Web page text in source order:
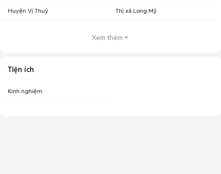
Huyện Vị Thuỷ Thị xã Long Mỹ
Xem thêm
Tiện ích
Kinh nghiệm